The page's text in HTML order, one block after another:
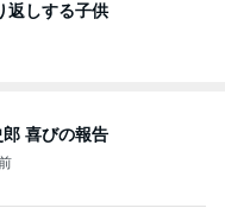
返しする子供
喜びの報告